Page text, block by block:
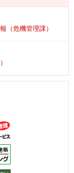
（危機管理課）